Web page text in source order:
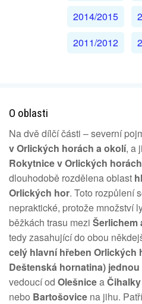
2014/2015
2011/2012
O oblasti
Na dvě dílčí části – severní
v Orlických horách a okolí, a
Rokytnice v Orlických
dlouhodobě rozdělena oblast
Orlických hor. Toto rozpůlení
nepraktické, protože množství
běžkách trasu mezi Šerlichem
tedy zasahující do obou
celý hlavní hřeben Orlických
Deštenská hornatina)
vedoucí od OlešniceaČihalky
nebo Bartošovice na jihu.